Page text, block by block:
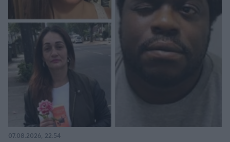
07.08.2026, 22:54